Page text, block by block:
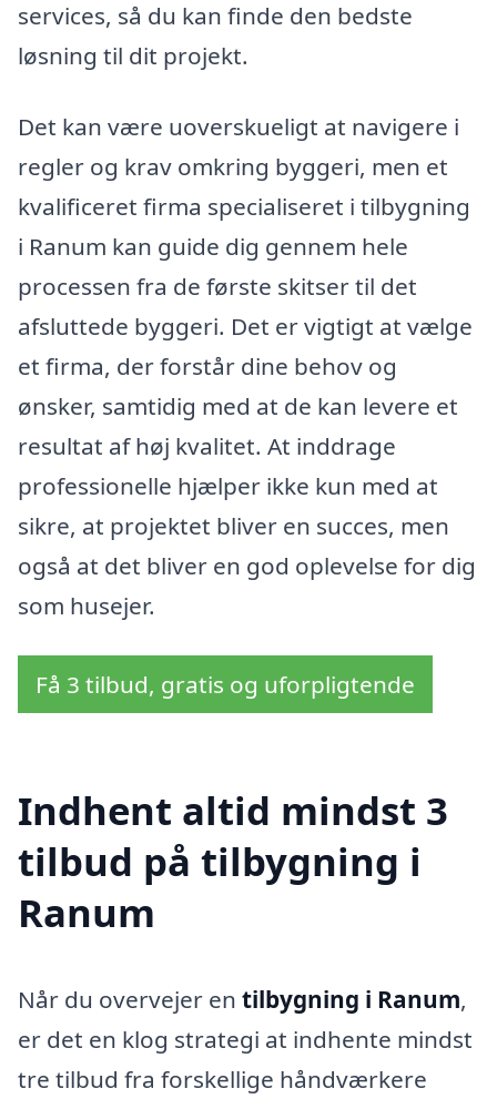
services, så du kan finde den bedste
løsning til dit projekt.
Det kan være uoverskueligt at navigere i
regler og krav omkring byggeri, men et
kvalificeret firma specialiseret i tilbygning
i Ranum kan guide dig gennem hele
processen fra de første skitser til det
afsluttede byggeri. Det er vigtigt at vælge
et firma, der forstår dine behov og
ønsker, samtidig med at de kan levere et
resultat af høj kvalitet. At inddrage
professionelle hjælper ikke kun med at
sikre, at projektet bliver en succes, men
også at det bliver en god oplevelse for dig
som husejer.
Få 3 tilbud, gratis og uforpligtende
Indhent altid mindst 3
tilbud på tilbygning i
Ranum
Når du overvejer en tilbygning i Ranum,
er det en klog strategi at indhente mindst
tre tilbud fra forskellige håndværkere